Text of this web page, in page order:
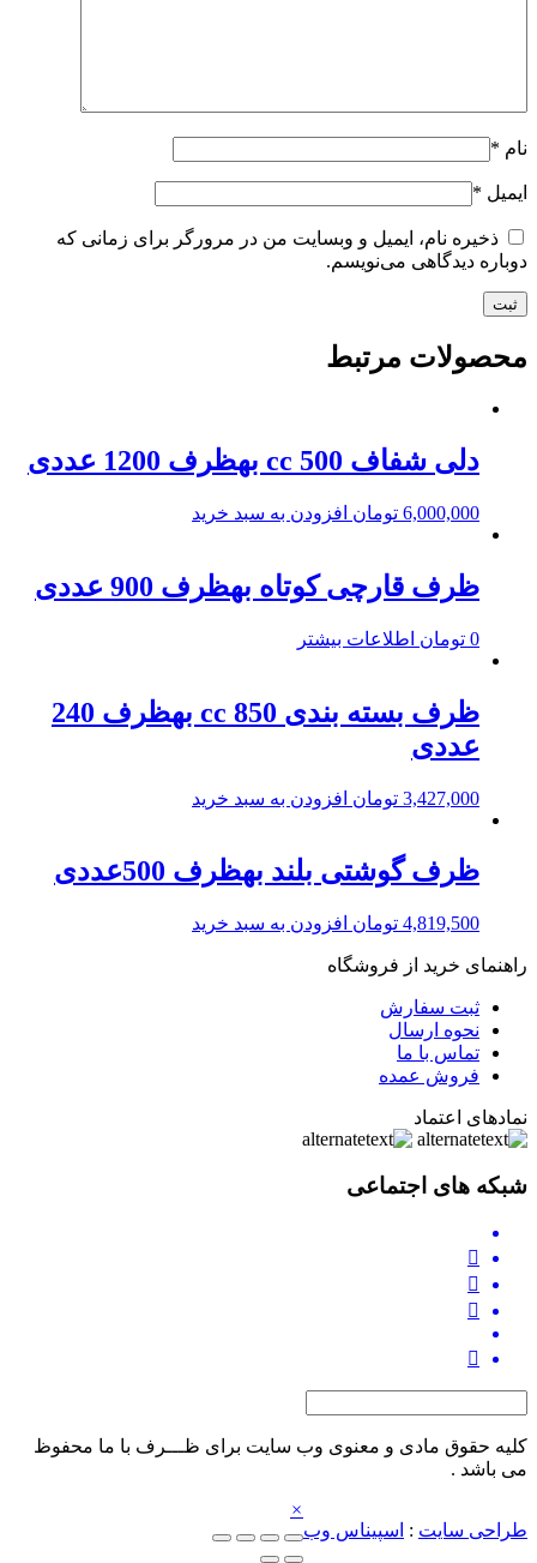
نام *
ایمیل *
ذخیره نام، ایمیل و وبسایت من در مرورگر برای زمانی که
دوباره دیدگاهی می‌نویسم.
محصولات مرتبط
دلی شفاف 500 cc بهظرف 1200 عددی
6,000,000 تومان افزودن به سبد خرید
ظرف قارچی کوتاه بهظرف 900 عددی
0 تومان اطلاعات بیشتر
ظرف بسته بندی cc 850 بهظرف 240
عددی
3,427,000 تومان افزودن به سبد خرید
ظرف گوشتی بلند بهظرف 500عددی
4,819,500 تومان افزودن به سبد خرید
راهنمای خرید از فروشگاه
ثبت سفارش
نحوه ارسال
تماس با ما
فروش عمده
نمادهای اعتماد
شبکه های اجتماعی
کلیه حقوق مادی و معنوی وب‌ سایت برای ظـــرف با ما محفوظ
می‌ باشد .
طراحی سایت : اسپیناس وب
×